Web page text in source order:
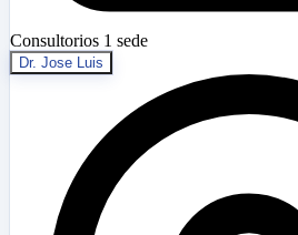
Consultorios 1 sede
Dr. Jose Luis